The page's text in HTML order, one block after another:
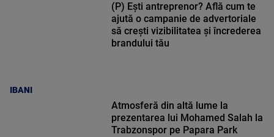
IBANI
(P) Ești antreprenor? Află cum te
ajută o campanie de advertoriale
să crești vizibilitatea și încrederea
brandului tău
Atmosferă din altă lume la
prezentarea lui Mohamed Salah la
Trabzonspor pe Papara Park